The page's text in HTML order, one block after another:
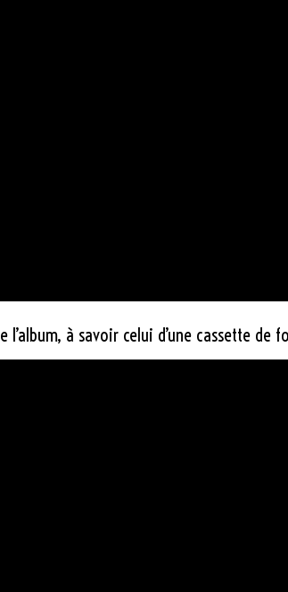
à savoir celui d’une cassette de